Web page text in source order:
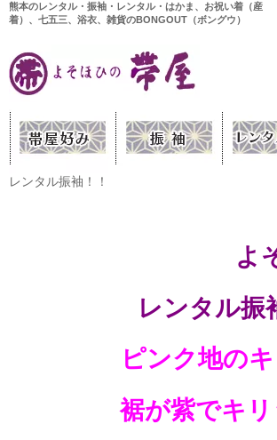
熊本のレンタル・振袖・レンタル・はかま、お祝い着（産
着）、七五三、浴衣、雑貨のBONGOUT（ボングウ）
レンタル振袖！！
よ
レンタル振
ピンク地の
裾が紫でキ